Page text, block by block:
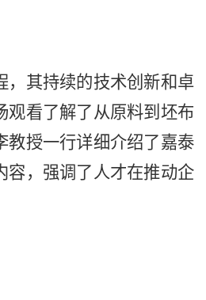
，其持续的技术创新和卓
观看了解了从原料到坯布
教授一行详细介绍了嘉泰
容，强调了人才在推动企